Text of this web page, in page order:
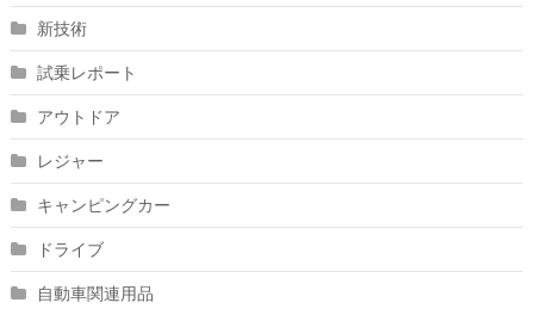
新技術
試乗レポート
アウトドア
レジャー
キャンピングカー
ドライブ
自動車関連用品